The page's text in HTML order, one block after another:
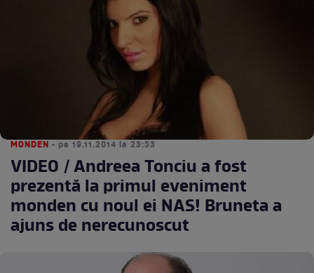
MONDEN • pe 19.11.2014 la 23:53
VIDEO / Andreea Tonciu a fost
prezentă la primul eveniment
monden cu noul ei NAS! Bruneta a
ajuns de nerecunoscut